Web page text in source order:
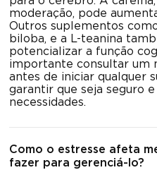
moderação, pode
Outros suplementos
biloba, e a L-teanina
potencializar a função
importante consultar um
antes de iniciar qualquer
garantir que seja seguro e
necessidades.
Como o estresse afeta
fazer para gerenciá-lo?